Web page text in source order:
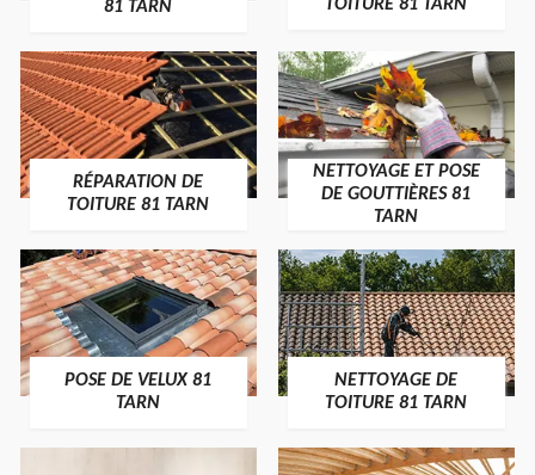
81 TARN
TOITURE 81 TARN
RÉPARATION DE
TOITURE 81 TARN
NETTOYAGE ET POSE
DE GOUTTIÈRES 81
TARN
POSE DE VELUX 81
TARN
NETTOYAGE DE
TOITURE 81 TARN